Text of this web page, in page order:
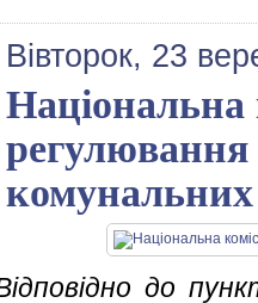
Вівторок, 23
Національна
регулювання
комунальних
до